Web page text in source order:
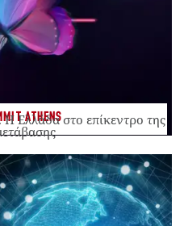
ATHENS
Ελλάδα στο επίκεντρο της